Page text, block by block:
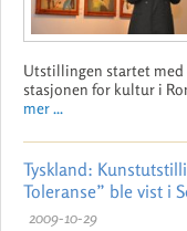
Utstillingen startet med
stasjonen for kultur i
mer ...
Tyskland:
Toleranse” ble vist i
2009-10-29